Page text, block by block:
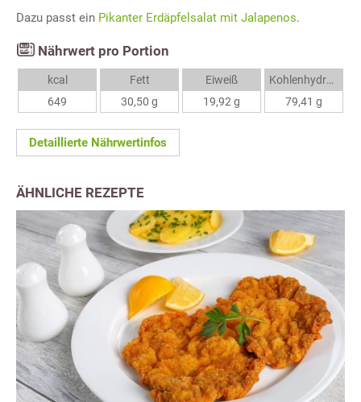
Dazu passt ein Pikanter Erdäpfelsalat mit Jalapenos.
Nährwert pro Portion
kcal
649
Fett
30,50 g
Eiweiß
19,92 g
Kohlenhydrate
79,41 g
Detaillierte Nährwertinfos
ÄHNLICHE REZEPTE